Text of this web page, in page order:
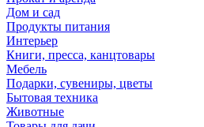
Дом и сад
Продукты питания
Интерьер
Книги, пресса, канцтовары
Мебель
Подарки, сувениры, цветы
Бытовая техника
Животные